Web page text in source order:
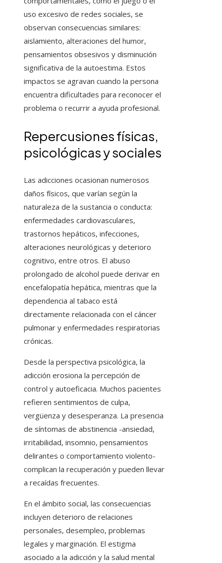
uso excesivo de redes sociales, se
observan consecuencias similares:
aislamiento, alteraciones del humor,
pensamientos obsesivos y disminución
significativa de la autoestima. Estos
impactos se agravan cuando la persona
encuentra dificultades para reconocer el
problema o recurrir a ayuda profesional.
Repercusiones físicas,
psicológicas y sociales
Las adicciones ocasionan numerosos
daños físicos, que varían según la
naturaleza de la sustancia o conducta:
enfermedades cardiovasculares,
trastornos hepáticos, infecciones,
alteraciones neurológicas y deterioro
cognitivo, entre otros. El abuso
prolongado de alcohol puede derivar en
encefalopatía hepática, mientras que la
dependencia al tabaco está
directamente relacionada con el cáncer
pulmonar y enfermedades respiratorias
crónicas.
Desde la perspectiva psicológica, la
adicción erosiona la percepción de
control y autoeficacia. Muchos pacientes
refieren sentimientos de culpa,
vergüenza y desesperanza. La presencia
de síntomas de abstinencia -ansiedad,
irritabilidad, insomnio, pensamientos
delirantes o comportamiento violento-
complican la recuperación y pueden llevar
a recaídas frecuentes.
En el ámbito social, las consecuencias
incluyen deterioro de relaciones
personales, desempleo, problemas
legales y marginación. El estigma
asociado a la adicción y la salud mental